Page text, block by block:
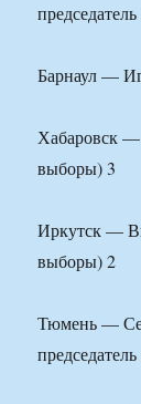
Барнаул —
Хабаровск
выборы) 3
Иркутск —
выборы) 2
Тюмень —